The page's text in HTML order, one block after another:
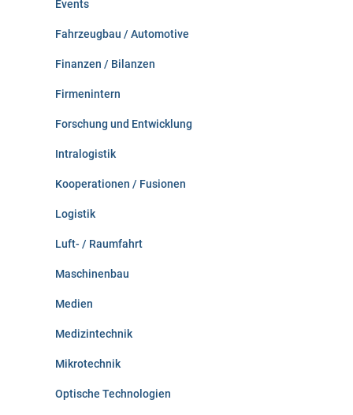
Events
Fahrzeugbau / Automotive
Finanzen / Bilanzen
Firmenintern
Forschung und Entwicklung
Intralogistik
Kooperationen / Fusionen
Logistik
Luft- / Raumfahrt
Maschinenbau
Medien
Medizintechnik
Mikrotechnik
Optische Technologien